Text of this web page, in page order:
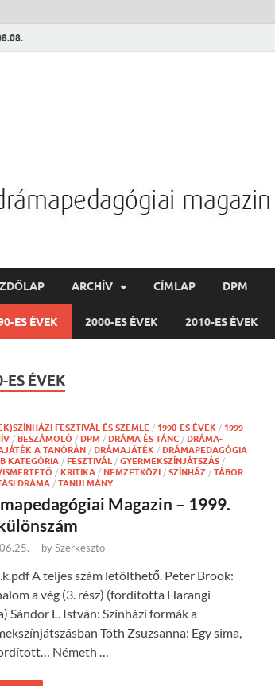
ARCHÍV CÍMLAP DPM
ES ÉVEK 2000-ES ÉVEK 2010-ES ÉVEK
ES ÉVEK
FESZTIVÁL ÉS SZEMLE / 1990-ES ÉVEK / 1999
/ BESZÁMOLÓ / DPM / DRÁMA ÉS TÁNC / DRÁMA-
A TANÓRÁN / DRÁMAJÁTÉK / DRÁMAPEDAGÓGIA
KATEGÓRIA / FESZTIVÁL / GYERMEKSZÍNJÁTSZÁS /
/ KRITIKA / NEMZETKÖZI / SZÍNHÁZ / TÁBOR
DRÁMA / TANULMÁNY
Magazin – 1999.
- bySzerkeszto
A teljes szám letölthető. Peter Brook:
a vég (3. rész) (fordította Harangi
Sándor L. István: Színházi formák a
Tóth Zsuzsanna: Egy sima,
Németh …